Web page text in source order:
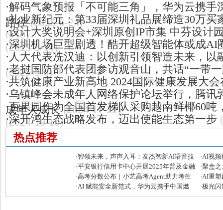
·解码气象预报「不可能三角」，华为云携手
路径 (2025-6-24)
·礼业新纪元：第33届深圳礼品展缔造30万买
6-10)
·设计大奖说明会+深圳原创IP市集 中芬设计
(2025-5-14)
·深圳机场巨型剧透！酷开超级智能体或成AI
·人大代表冼汉迪：以创新引领智造未来，以
(2025-3-6)
·老挝国防部代表团参访观音山，共话“一带
·共筑健康产业新高地 2024国际健康发展大
·乌镇峰会未成年人网络保护论坛举行，腾讯
成年人成长 (2024-11-22)
·百果园作为全国首发梯队采购越南鲜椰60吨
(2024-10-16)
·深开鸿生态战略发布，迈出使能生态第一步
热点推荐
·智领未来，声声入耳：友杰智新AI语音技
术再攀高峰
·AI视频
发者大
·平安银行信用卡中心开展2025年普及金融
知识万里行活动
·聚盒
芒宽民
·高考分数公布｜小艺高考Agent助力考生
快准稳填报目标院校和专业
·AI重塑
全链路
·AI 赋能安全新范式，华为云携手中国燃
气筑牢大模型安全“铜墙铁壁”
·极光闪
引领企